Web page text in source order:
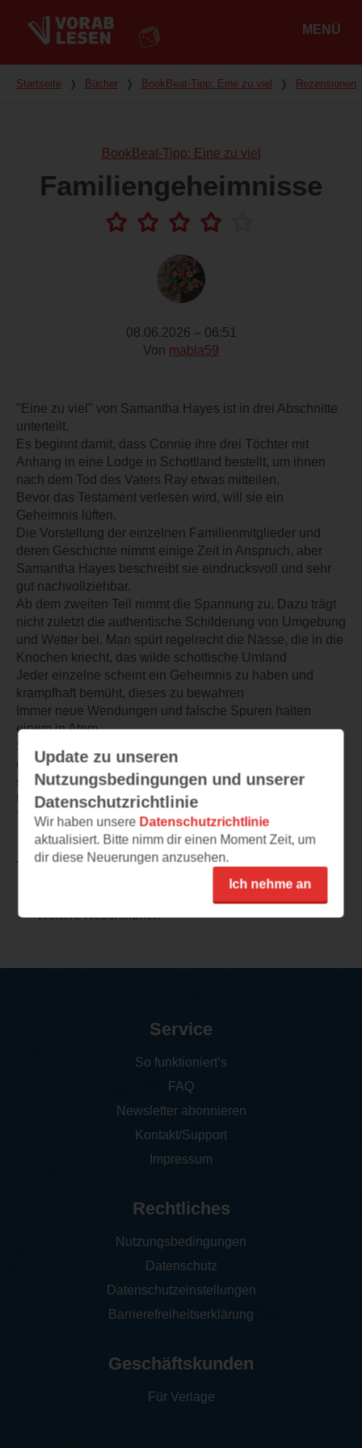
MENÜ
Du bist hier
Startseite ❭ Bücher ❭ BookBeat-Tipp: Eine zu viel ❭ Rezensionen
BookBeat-Tipp: Eine zu viel
Familiengeheimnisse
08.06.2026 – 06:51
Von mabla59
"Eine zu viel" von Samantha Hayes ist in drei Abschnitte
unterteilt.
Es beginnt damit, dass Connie ihre drei Töchter mit
Anhang in eine Lodge in Schottland bestellt, um ihnen
nach dem Tod des Vaters Ray etwas mitteilen.
Bevor das Testament verlesen wird, will sie ein
Geheimnis lüften.
Die Vorstellung der einzelnen Familienmitglieder und
deren Geschichte nimmt einige Zeit in Anspruch, aber
Samantha Hayes beschreibt sie eindrucksvoll und sehr
gut nachvollziehbar.
Ab dem zweiten Teil nimmt die Spannung zu. Dazu trägt
nicht zuletzt die authentische Schilderung von Umgebung
und Wetter bei. Man spürt regelrecht die Nässe, die in die
Knochen kriecht, das wilde schottische Umland
Jeder einzelne scheint ein Geheimnis zu haben und
krampfhaft bemüht, dieses zu bewahren
Immer neue Wendungen und falsche Spuren halten
einem in Atem
Samantha Hayes hat einen flüssigen Schreibstil und die
einzelnen Kapiteln enden oft mit einem Cliffhanger der es
schwer macht das Buch aus der Hand zu legen.
Und doch lässt mich die Auflösung etwas ratlos zurück.
Trotzdem gute vier Sterne
TEILEN
Weitere Rezensionen
Update zu unseren
Nutzungsbedingungen und unserer
Datenschutzrichtlinie
Wir haben unsere Datenschutzrichtlinie
aktualisiert. Bitte nimm dir einen Moment Zeit, um
dir diese Neuerungen anzusehen.
Ich nehme an
Service
So funktioniert‘s
FAQ
Newsletter abonnieren
Kontakt/Support
Impressum
Rechtliches
Nutzungsbedingungen
Datenschutz
Datenschutzeinstellungen
Barrierefreiheitserklärung
Geschäftskunden
Für Verlage